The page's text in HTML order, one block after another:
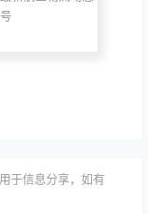
于信息分享，如有